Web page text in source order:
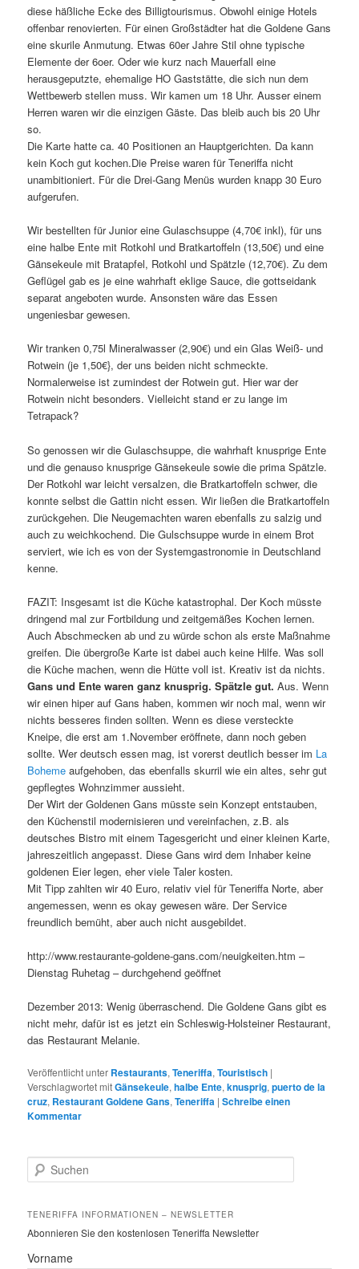
diese häßliche Ecke des Billigtourismus. Obwohl einige Hotels
offenbar renovierten. Für einen Großstädter hat die Goldene Gans
eine skurile Anmutung. Etwas 60er Jahre Stil ohne typische
Elemente der 6oer. Oder wie kurz nach Mauerfall eine
herausgeputzte, ehemalige HO Gaststätte, die sich nun dem
Wettbewerb stellen muss. Wir kamen um 18 Uhr. Ausser einem
Herren waren wir die einzigen Gäste. Das bleib auch bis 20 Uhr
so.
Die Karte hatte ca. 40 Positionen an Hauptgerichten. Da kann
kein Koch gut kochen.Die Preise waren für Teneriffa nicht
unambitioniert. Für die Drei-Gang Menüs wurden knapp 30 Euro
aufgerufen.
Wir bestellten für Junior eine Gulaschsuppe (4,70€ inkl), für uns
eine halbe Ente mit Rotkohl und Bratkartoffeln (13,50€) und eine
Gänsekeule mit Bratapfel, Rotkohl und Spätzle (12,70€). Zu dem
Geflügel gab es je eine wahrhaft eklige Sauce, die gottseidank
separat angeboten wurde. Ansonsten wäre das Essen
ungeniesbar gewesen.
Wir tranken 0,75l Mineralwasser (2,90€) und ein Glas Weiß- und
Rotwein (je 1,50€}, der uns beiden nicht schmeckte.
Normalerweise ist zumindest der Rotwein gut. Hier war der
Rotwein nicht besonders. Vielleicht stand er zu lange im
Tetrapack?
So genossen wir die Gulaschsuppe, die wahrhaft knusprige Ente
und die genauso knusprige Gänsekeule sowie die prima Spätzle.
Der Rotkohl war leicht versalzen, die Bratkartoffeln schwer, die
konnte selbst die Gattin nicht essen. Wir ließen die Bratkartoffeln
zurückgehen. Die Neugemachten waren ebenfalls zu salzig und
auch zu weichkochend. Die Gulschsuppe wurde in einem Brot
serviert, wie ich es von der Systemgastronomie in Deutschland
kenne.
FAZIT: Insgesamt ist die Küche katastrophal. Der Koch müsste
dringend mal zur Fortbildung und zeitgemäßes Kochen lernen.
Auch Abschmecken ab und zu würde schon als erste Maßnahme
greifen. Die übergroße Karte ist dabei auch keine Hilfe. Was soll
die Küche machen, wenn die Hütte voll ist. Kreativ ist da nichts.
Gans und Ente waren ganz knusprig. Spätzle gut. Aus. Wenn
wir einen hiper auf Gans haben, kommen wir noch mal, wenn wir
nichts besseres finden sollten. Wenn es diese versteckte
Kneipe, die erst am 1.November eröffnete, dann noch geben
sollte. Wer deutsch essen mag, ist vorerst deutlich besser im La
Bohemeaufgehoben, das ebenfalls skurril wie ein altes, sehr gut
gepflegtes Wohnzimmer aussieht.
Der Wirt der Goldenen Gans müsste sein Konzept entstauben,
den Küchenstil modernisieren und vereinfachen, z.B. als
deutsches Bistro mit einem Tagesgericht und einer kleinen Karte,
jahreszeitlich angepasst. Diese Gans wird dem Inhaber keine
goldenen Eier legen, eher viele Taler kosten.
Mit Tipp zahlten wir 40 Euro, relativ viel für Teneriffa Norte, aber
angemessen, wenn es okay gewesen wäre. Der Service
freundlich bemüht, aber auch nicht ausgebildet.
http://www.restaurante-goldene-gans.com/neuigkeiten.htm –
Dienstag Ruhetag – durchgehend geöffnet
Dezember 2013: Wenig überraschend. Die Goldene Gans gibt es
nicht mehr, dafür ist es jetzt ein Schleswig-Holsteiner Restaurant,
das Restaurant Melanie.
Veröffentlicht unter Restaurants,Teneriffa,Touristisch |
Verschlagwortet mitGänsekeule,halbe Ente,knusprig,puerto de la
cruz, Restaurant Goldene Gans,Teneriffa |Schreibe einen
Kommentar
u
h
n
TENERIFFA INFORMATIONEN – NEWSLETTER
Abonnieren Sie den kostenlosen Teneriffa Newsletter
Vorname